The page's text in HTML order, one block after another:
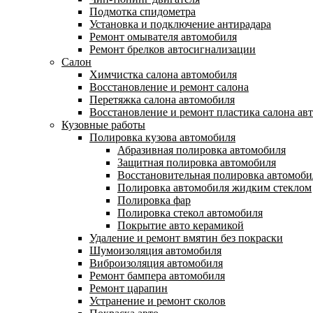
Подмотка спидометра
Установка и подключение антирадара
Ремонт омывателя автомобиля
Ремонт брелков автосигнализации
Салон
Химчистка салона автомобиля
Восстановление и ремонт салона
Перетяжка салона автомобиля
Восстановление и ремонт пластика салона
Кузовные работы
Полировка кузова автомобиля
Абразивная полировка автомобиля
Защитная полировка автомобиля
Восстановительная полировка
Полировка автомобиля жидким стеклом
Полировка фар
Полировка стекол автомобиля
Покрытие авто керамикой
Удаление и ремонт вмятин без покраски
Шумоизоляция автомобиля
Виброизоляция автомобиля
Ремонт бампера автомобиля
Ремонт царапин
Устранение и ремонт сколов